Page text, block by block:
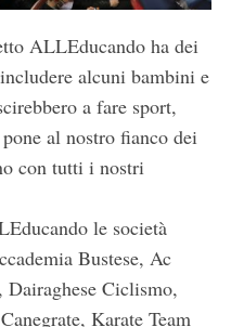
ALLEducando ha dei
alcuni bambini e
a fare sport,
al nostro fianco dei
con tutti i nostri
le società
Bustese, Ac
Dairaghese Ciclismo,
Karate Team